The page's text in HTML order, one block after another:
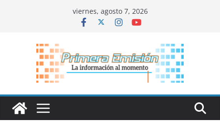
viernes, agosto 7, 2026